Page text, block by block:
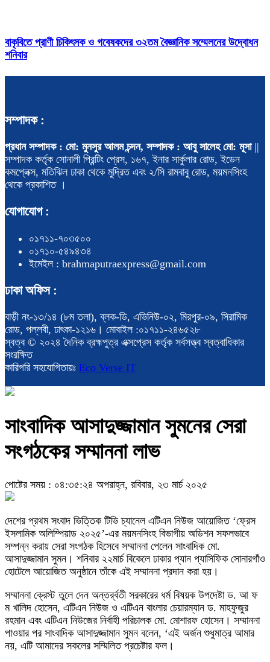
বাকৃবিতে প্রাণী চিকিৎসক ও গবেষকদের ৩২তম বৈজ্ঞানিক সম্মেলনের উদ্বোধন
শনিবার
সম্পাদক :
প্রধান সম্পাদক : মো: মুনসুর আলম চন্দন, সম্পাদক : আবু সালেহ মো: মূসা||
সম্পাদক কর্তৃক সোনালী প্রিন্টিং প্রেস, ১৬৭, ইনার সার্কুলার রোড, ইডেন
কমপ্লেক্স, মতিঝিল ঢাকা থেকে মুদ্রিত এবং ২/সি রামবাবু রোড, ময়মনসিংহ
থেকে প্রকাশিত ।
যোগাযোগ :
০১৭১১-৭০৩৫০০
০১৭১০-৫৪৯৪৩৪
ইমেইল : brahmaputraexpress@gmail.com
ঢাকা অফিস :
বাড়ী নং-১৩/১৪ (৮ম তলা), ব্লক-ডি, এভিনিউ-০২, মিরপুর-০৯, সিরামিক
রোড, পল্লবী, ঢাৎকা-১২১৬। মোবাইল :০১৭১১-২৪৬৫২৮
স্বত্ব © ২০২৪ দৈনিক ব্রহ্মপুত্র এক্সপ্রেস কর্তৃক সর্বসত্ত্ব স্বত্বাধিকার
সংরক্ষিত
কারিগরি সহযোগিতায়ঃ Eco Verse IT
সাংবাদিক আসাদুজ্জামান সুমনের সেরা
সংগঠকের সম্মাননা লাভ
পোষ্টের সময় : ০৪:৩৫:২৪ অপরাহ্ন, রবিবার, ২৩ মার্চ ২০২৫
দেশের প্রথম সংবাদ ভিত্তিক টিভি চ্যানেল এটিএন নিউজ আয়োজিত ‘ফ্রেস
ইসলামিক অলিম্পিয়াড ২০২৫’-এর ময়মনসিংহ বিভাগীয় অডিশন সফলভাবে
সম্পন্ন করায় সেরা সংগঠক হিসেবে সম্মাননা পেলেন সাংবাদিক মো.
আসাদুজ্জামান সুমন। শনিবার ২২মার্চ বিকেলে ঢাকার প্যান প্যাসিফিক সোনারগাঁও
হোটেলে আয়োজিত অনুষ্ঠানে তাঁকে এই সম্মাননা প্রদান করা হয়।
সম্মাননা ক্রেস্ট তুলে দেন অন্তর্র্বতী সরকারের ধর্ম বিষয়ক উপদেষ্টা ড. আ ফ
ম খালিদ হোসেন, এটিএন নিউজ ও এটিএন বাংলার চেয়ারম্যান ড. মাহফুজুর
রহমান এবং এটিএন নিউজের নির্বাহী পরিচালক মো. মোশারফ হোসেন। সম্মাননা
পাওয়ার পর সাংবাদিক আসাদুজ্জামান সুমন বলেন, ‘এই অর্জন শুধুমাত্র আমার
নয়, এটি আমাদের সকলের সম্মিলিত প্রচেষ্টার ফল।